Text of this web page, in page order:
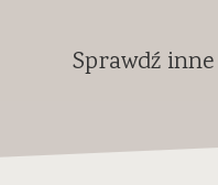
Sprawdź inne